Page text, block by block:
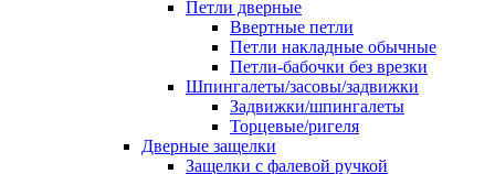
Петли дверные
Ввертные петли
Петли накладные обычные
Петли-бабочки без врезки
Шпингалеты/засовы/задвижки
Задвижки/шпингалеты
Торцевые/ригеля
Дверные защелки
Защелки с фалевой ручкой